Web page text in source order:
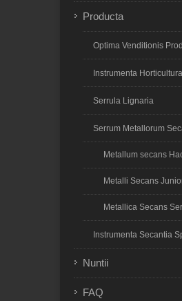
Producta
Optima Venditionis
Instrumenta
Serrula Lignaria
Serrum Metallorum
Metallum secans
Metalli Secans
Metallica Secans
Instrumenta Secantia
Nuntii
FAQ